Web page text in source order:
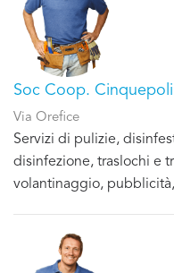
Soc Coop.
Via Orefice
Servizi di pulizie,
disinfezione, traslochi e
volantinaggio,